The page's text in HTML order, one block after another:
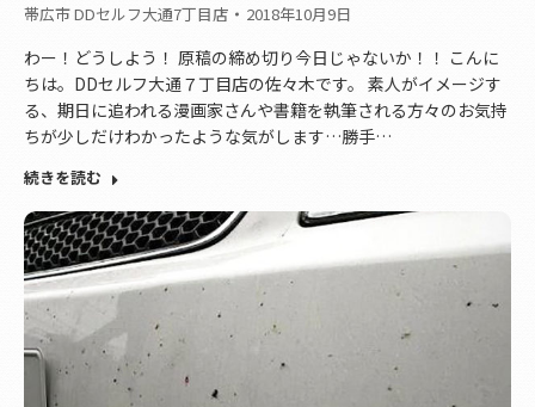
帯広市 DDセルフ大通7丁目店 2018年10月9日
わー！どうしよう！ 原稿の締め切り今日じゃないか！！ こんに
ちは。DDセルフ大通７丁目店の佐々木です。 素人がイメージす
る、期日に追われる漫画家さんや書籍を執筆される方々のお気持
ちが少しだけわかったような気がします…勝手…
続きを読む